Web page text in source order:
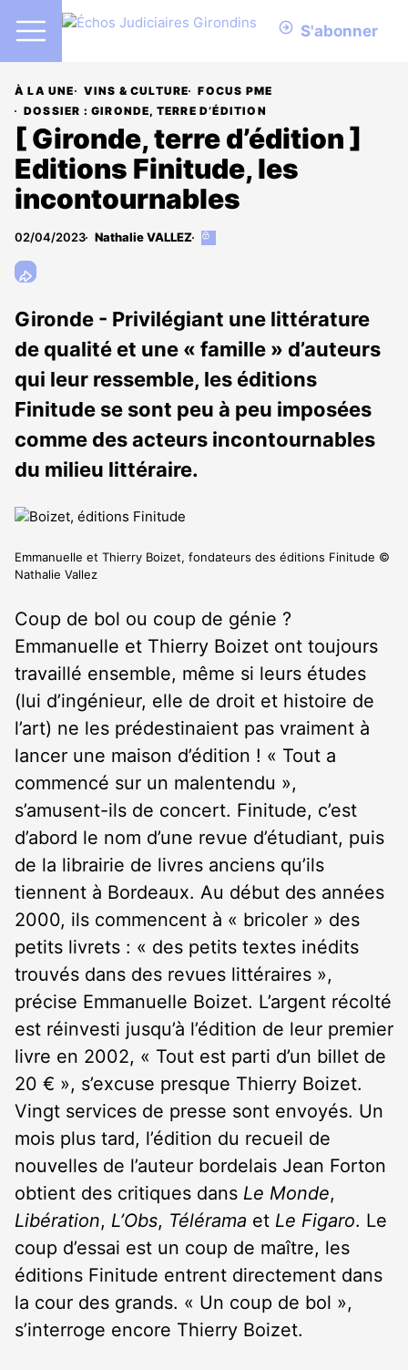
S'abonner
À LA UNE VINS & CULTURE
FOCUS PME
DOSSIER : GIRONDE, TERRE D’ÉDITION
[ Gironde, terre d’édition ]
Editions Finitude, les
incontournables
02/04/2023 Nathalie VALLEZ
Cet
abonnés
Gironde - Privilégiant une littérature
de qualité et une « famille » d’auteurs
qui leur ressemble, les éditions
Finitude se sont peu à peu imposées
comme des acteurs incontournables
du milieu littéraire.
Emmanuelle et Thierry Boizet, fondateurs des éditions Finitude ©
Nathalie Vallez
Coup de bol ou coup de génie ?
Emmanuelle et Thierry Boizet ont toujours
travaillé ensemble, même si leurs études
(lui d’ingénieur, elle de droit et histoire de
l’art) ne les prédestinaient pas vraiment à
lancer une maison d’édition ! « Tout a
commencé sur un malentendu »,
s’amusent-ils de concert. Finitude, c’est
d’abord le nom d’une revue d’étudiant, puis
de la librairie de livres anciens qu’ils
tiennent à Bordeaux. Au début des années
2000, ils commencent à « bricoler » des
petits livrets : « des petits textes inédits
trouvés dans des revues littéraires »,
précise Emmanuelle Boizet. L’argent récolté
est réinvesti jusqu’à l’édition de leur premier
livre en 2002, « Tout est parti d’un billet de
20 € », s’excuse presque Thierry Boizet.
Vingt services de presse sont envoyés. Un
mois plus tard, l’édition du recueil de
nouvelles de l’auteur bordelais Jean Forton
obtient des critiques dans Le Monde,
Libération, L’Obs, Télérama et Le Figaro. Le
coup d’essai est un coup de maître, les
éditions Finitude entrent directement dans
la cour des grands. « Un coup de bol »,
s’interroge encore Thierry Boizet.